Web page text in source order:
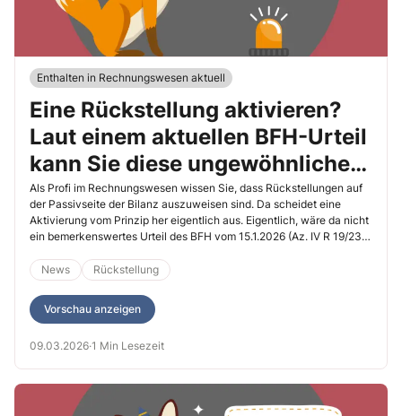
Enthalten in Rechnungswesen aktuell
Eine Rückstellung aktivieren?
Laut einem aktuellen BFH-Urteil
kann Sie diese ungewöhnliche
Verpflichtung treffen!
Als Profi im Rechnungswesen wissen Sie, dass Rückstellungen auf
der Passivseite der Bilanz auszuweisen sind. Da scheidet eine
Aktivierung vom Prinzip her eigentlich aus. Eigentlich, wäre da nicht
ein bemerkenswertes Urteil des BFH vom 15.1.2026 (Az. IV R 19/23).
bedeutet und wann Sie tätig werden müssen.
News Rückstellung
Vorschau anzeigen
09.03.2026·1 Min Lesezeit